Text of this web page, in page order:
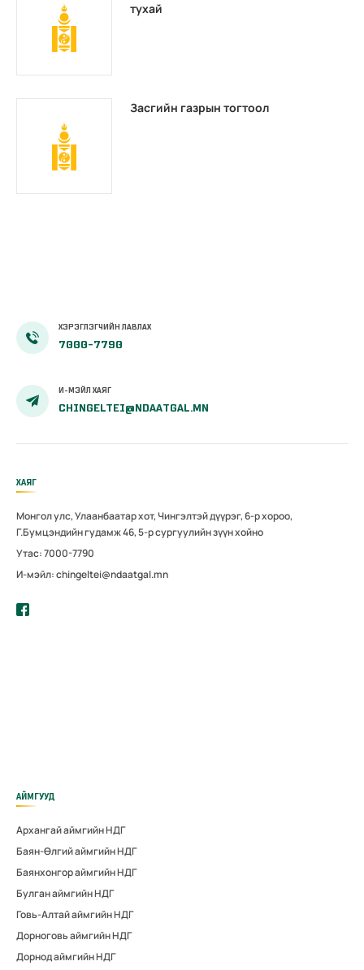
тухай
Засгийн газрын тогтоол
ХЭРЭГЛЭГЧИЙН ЛАВЛАХ
7000-7790
И-МЭЙЛ ХАЯГ
CHINGELTEI@NDAATGAL.MN
ХАЯГ
Монгол улс, Улаанбаатар хот, Чингэлтэй дүүрэг, 6-р хороо,
Г.Бумцэндийн гудамж 46, 5-р сургуулийн зүүн хойно
Утас: 7000-7790
И-мэйл: chingeltei@ndaatgal.mn
АЙМГУУД
Архангай аймгийн НДГ
Баян-Өлгий аймгийн НДГ
Баянхонгор аймгийн НДГ
Булган аймгийн НДГ
Говь-Алтай аймгийн НДГ
Дорноговь аймгийн НДГ
Дорнод аймгийн НДГ